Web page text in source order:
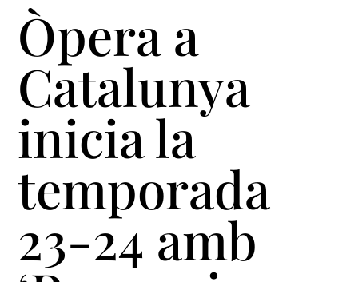
Òpera a
Catalunya
inicia la
temporada
23-24 amb